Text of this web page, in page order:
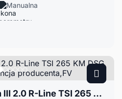
Manualna
Volkswagen Tiguan III 2.0 R-Line TSI 265 KM DSG 4MOTION, 2025, Gwarancja producenta,FV